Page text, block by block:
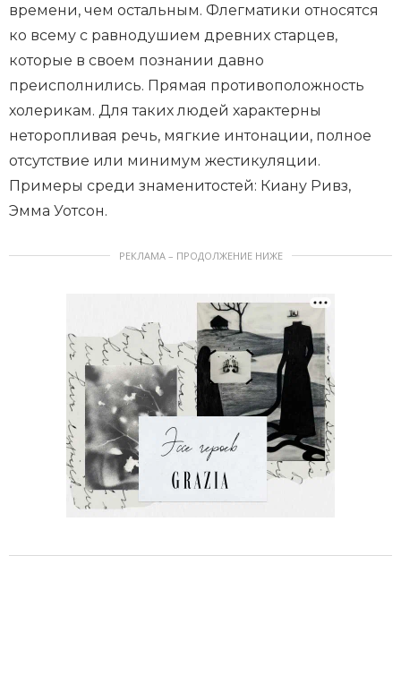
времени, чем остальным. Флегматики относятся
ко всему с равнодушием древних старцев,
которые в своем познании давно
преисполнились. Прямая противоположность
холерикам. Для таких людей характерны
неторопливая речь, мягкие интонации, полное
отсутствие или минимум жестикуляции.
Примеры среди знаменитостей: Киану Ривз,
Эмма Уотсон.
РЕКЛАМА – ПРОДОЛЖЕНИЕ НИЖЕ